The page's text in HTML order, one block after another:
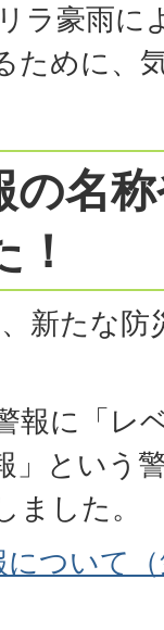
ラ豪雨に
ために、
の名
新たな防
報に「レ
」という
した。
ついて